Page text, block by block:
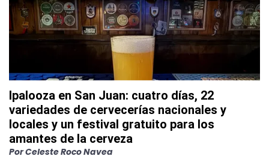
Ipalooza en San Juan: cuatro días, 22
variedades de cervecerías nacionales y
locales y un festival gratuito para los
amantes de la cerveza
PorCeleste Roco Navea